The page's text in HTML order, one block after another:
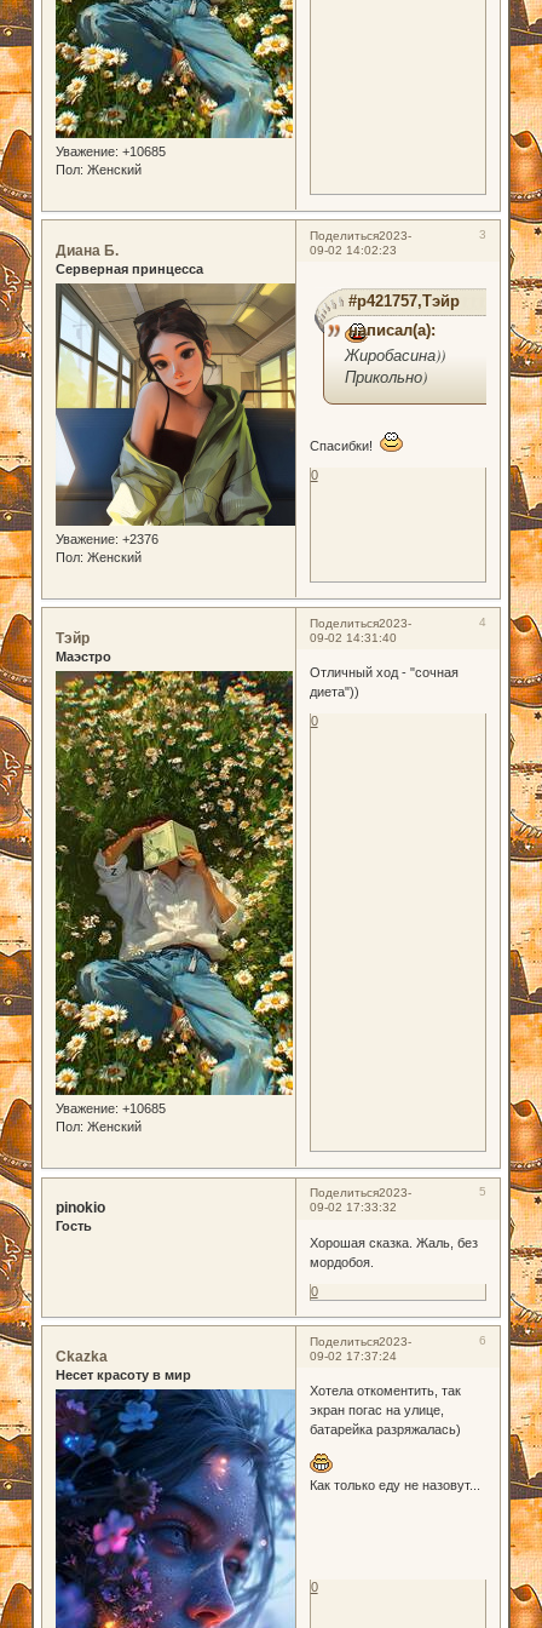
Уважение: +10685
Пол: Женский
Поделиться 3
2023-
09-02 14:02:23
Диана Б.
Серверная принцесса
Уважение: +2376
Пол: Женский
#p421757,Тэйр
написал(а):
Жиробасина))
Прикольно)
Спасибки!
0
Поделиться 4
2023-
09-02 14:31:40
Тэйр
Маэстро
Уважение: +10685
Пол: Женский
Отличный ход - "сочная
диета"))
0
Поделиться 5
2023-
09-02 17:33:32
pinokio
Гость
Хорошая сказка. Жаль, без
мордобоя.
0
Поделиться 6
2023-
09-02 17:37:24
Ckazka
Несет красоту в мир
Хотела откоментить, так
экран погас на улице,
батарейка разряжалась)
Как только еду не назовут...
0